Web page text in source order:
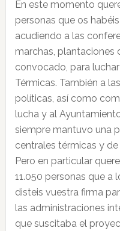
En este momento
personas que os
acudiendo a las
marchas, plantaciones
convocado, para
Térmicas. También a
políticas, así como
lucha y al
siempre mantuvo una
centrales térmicas y
Pero en particular
11.050 personas que a
disteis vuestra firma
las administraciones
que suscitaba el